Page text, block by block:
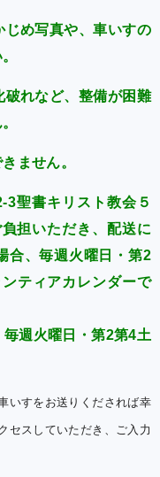
じめ写真や、車いすの
破れなど、整備が困難
ません。
3聖書キリスト教会５
担いただき、配送に
合、毎週火曜日・第2
ティアカレンダーで
週火曜日・第2第4土
いすをお送りくだされば幸
セスしていただき、ご入力